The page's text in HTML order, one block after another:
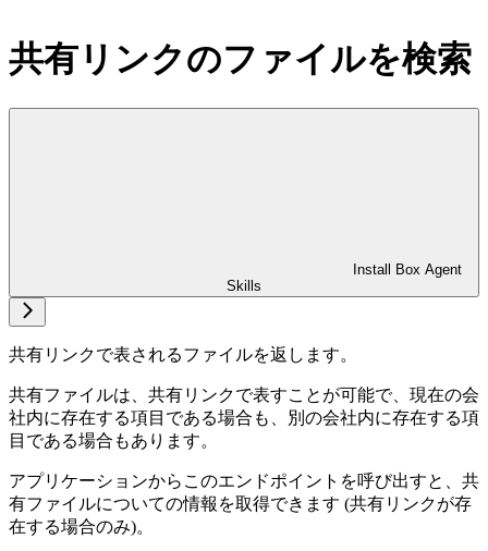
共有リンクのファイルを検索
Install Box Agent
Skills
共有リンクで表されるファイルを返します。
共有ファイルは、共有リンクで表すことが可能で、現在の会
社内に存在する項目である場合も、別の会社内に存在する項
目である場合もあります。
アプリケーションからこのエンドポイントを呼び出すと、共
有ファイルについての情報を取得できます (共有リンクが存
在する場合のみ)。